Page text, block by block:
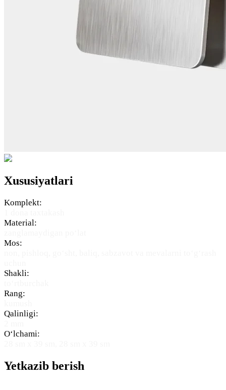
Xususiyatlari
Komplekt:
Мaterial:
Mos:
Shakli:
Rang:
Qalinligi:
O‘lchami:
Yetkazib berish